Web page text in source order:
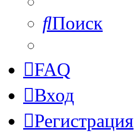
Поиск
FAQ
Вход
Регистрация